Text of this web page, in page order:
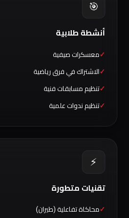
🎯
أنشطة طلابية
معسكرات صيفية
الاشتراك في فرق رياضية
تنظيم مسابقات فنية
تنظيم ندوات علمية
⚡
تقنيات متطورة
محاكاة تفاعلية (طيران)